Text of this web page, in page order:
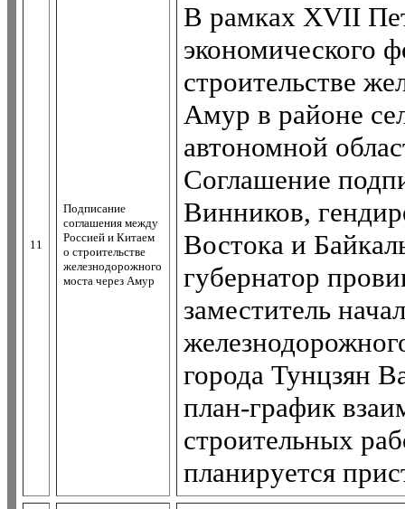
11
Подписание
соглашения между
Россией и Китаем
о строительстве
железнодорожного
моста через Амур
В рамках XVII
экономического
строительстве
Амур в районе
автономной
Соглашение
Винников,
Востока и
губернатор
заместитель
города Тунцзян
план-график
строительных
планируется